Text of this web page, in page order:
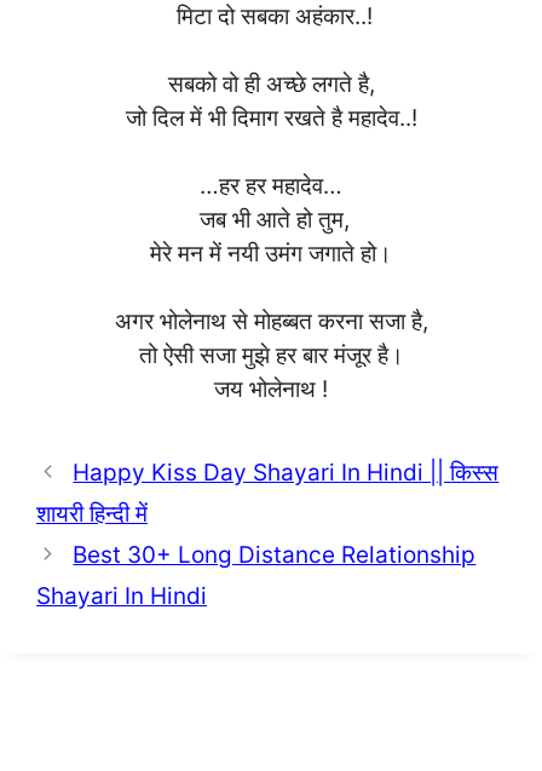
मिटा दो सबका अहंकार..!
सबको वो ही अच्छे लगते है,
जो दिल में भी दिमाग रखते है महादेव..!
…हर हर महादेव…
जब भी आते हो तुम,
मेरे मन में नयीउमंग जगाते हो।
अगर भोलेनाथ से मोहब्बत करना सजा है,
तो ऐसी सजा मुझे हर बार मंजूर है।
जय भोलेनाथ !
Happy Kiss Day Shayari In Hindi || किस्स
शायरी हिन्दी में
Best 30+ Long Distance Relationship
Shayari In Hindi